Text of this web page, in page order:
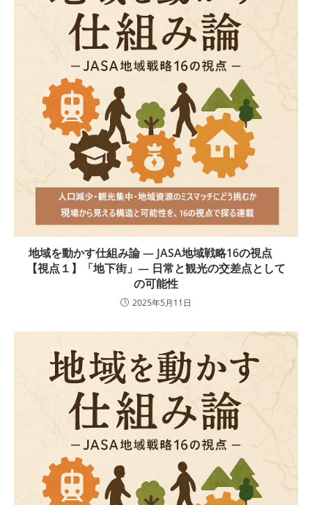
地域を動かす仕組み論 ― JASA地域戦略16の視点
【視点１】「地下街」― 日常と観光の交差点として
の可能性
2025年5月11日